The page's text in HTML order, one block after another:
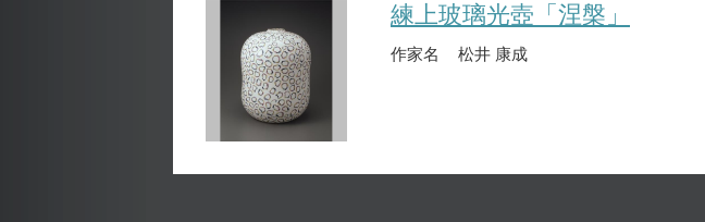
練上玻璃光壺「涅槃」
作家名 松井 康成